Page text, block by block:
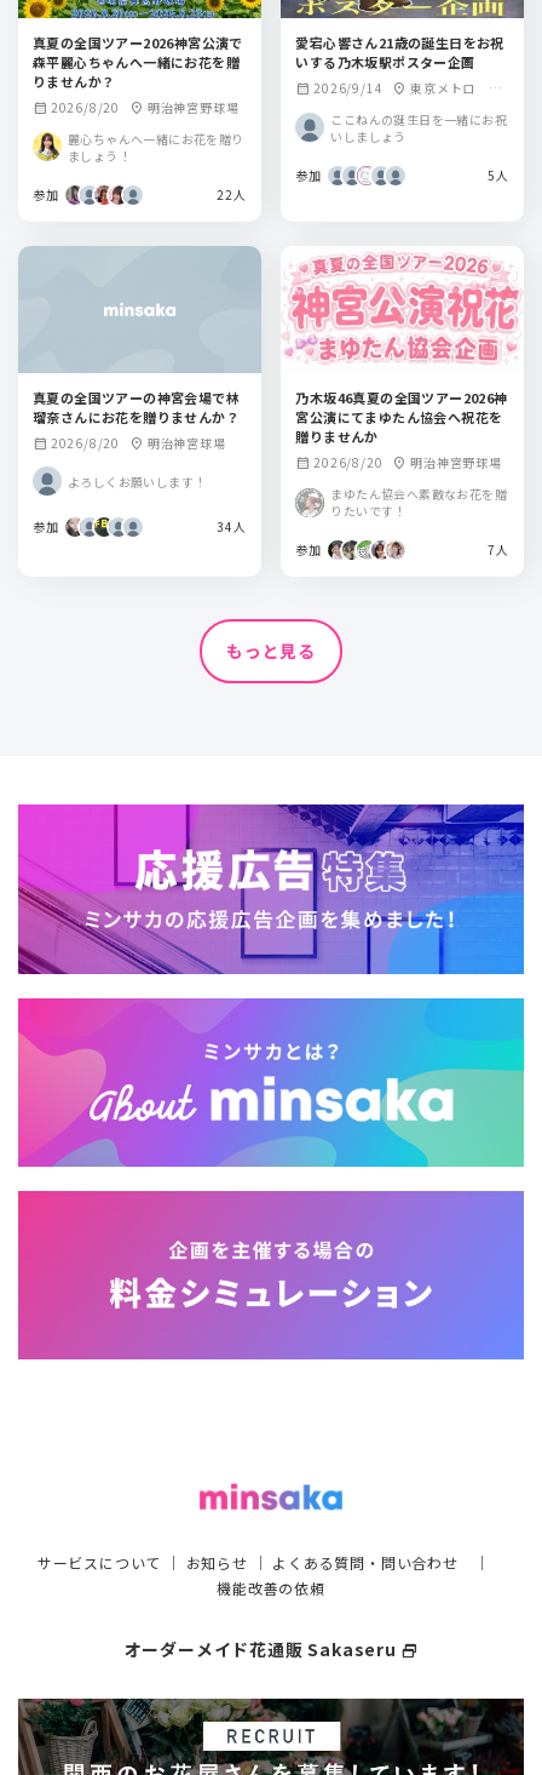
真夏の全国ツアー2026神宮公演で
森平麗心ちゃんへ一緒にお花を贈
りませんか？
calendar_month 2026/8/20 location_on 明治神宮野球場
麗心ちゃんへ一緒にお花を贈り
ましょう！
参加 22人
愛宕心響さん21歳の誕生日をお祝
いする乃木坂駅ポスター企画
calendar_month 2026/9/14 location_on 東京メトロ 乃
ここねんの誕生日を一緒にお祝
いしましょう
参加 5人
真夏の全国ツアーの神宮会場で林
瑠奈さんにお花を贈りませんか？
calendar_month 2026/8/20 location_on 明治神宮球場
よろしくお願いします！
参加 34人
乃木坂46真夏の全国ツアー2026神
宮公演にてまゆたん協会へ祝花を
贈りませんか
calendar_month 2026/8/20 location_on 明治神宮野球場
まゆたん協会へ素敵なお花を贈
りたいです！
参加 7人
もっと見る
サービスについて ｜ お知らせ ｜ よくある質問・問い合わせ ｜
機能改善の依頼
オーダーメイド花通販 Sakaseru select_window